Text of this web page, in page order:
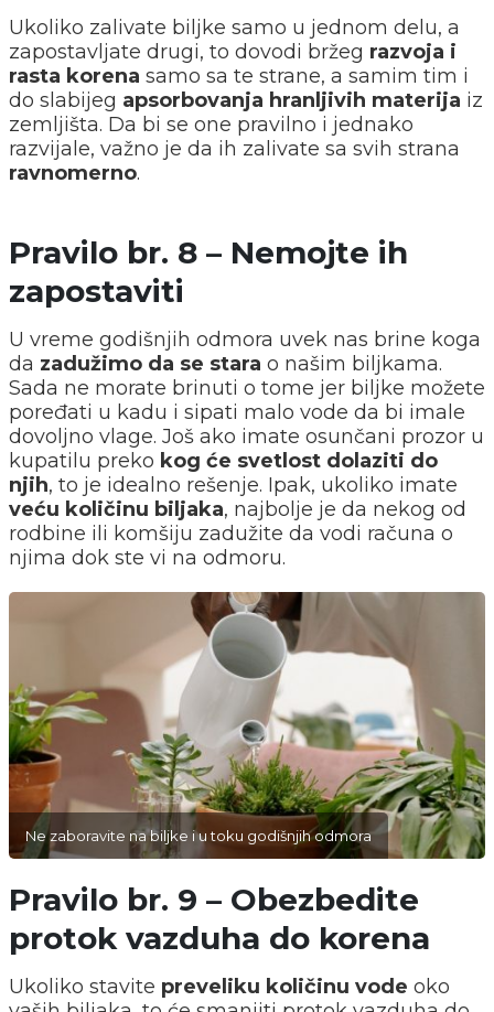
Ukoliko zalivate biljke samo u jednom delu, a
zapostavljate drugi, to dovodi bržeg razvoja i
rasta korena samo sa te strane, a samim tim i
do slabijeg apsorbovanja hranljivih materija iz
zemljišta. Da bi se one pravilno i jednako
razvijale, važno je da ih zalivate sa svih strana
ravnomerno.
Pravilo br. 8 – Nemojte ih
zapostaviti
U vreme godišnjih odmora uvek nas brine koga
da zadužimo da se stara o našim biljkama.
Sada ne morate brinuti o tome jer biljke možete
poređati u kadu i sipati malo vode da bi imale
dovoljno vlage. Još ako imate osunčani prozor u
kupatilu preko kog će svetlost dolaziti do
njih, to je idealno rešenje. Ipak, ukoliko imate
veću količinu biljaka, najbolje je da nekog od
rodbine ili komšiju zadužite da vodi računa o
njima dok ste vi na odmoru.
Ne zaboravite na biljke i u toku godišnjih odmora
Pravilo br. 9 – Obezbedite
protok vazduha do korena
Ukoliko stavite preveliku količinu vode oko